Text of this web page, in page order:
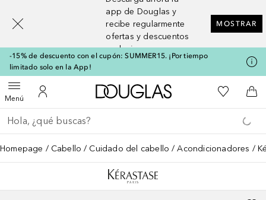
app de Douglas y
recibe regularmente
ofertas y descuentos
exclusivos
MOSTRAR
-15% de descuento con el cupón: SUMMER15. ¡Por tiempo
limitado solo en la App!
MenúAbrir menúMi cuenta
A Douglas HomeMi lista de
A
Regresar
Ejecutar búsqueda
Homepage Cabello Cuidado del cabello Acondicionadores
[navigation.slideout.screenreader]